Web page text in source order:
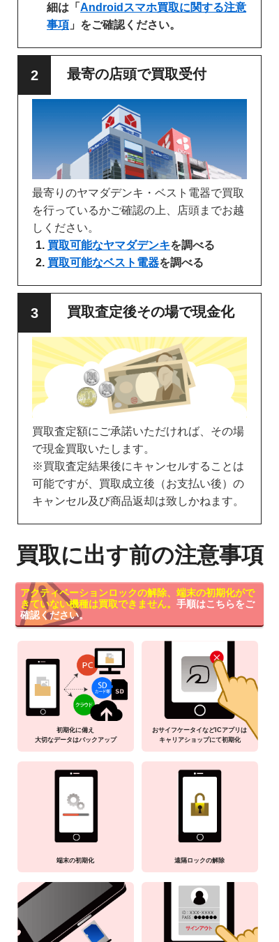
細は「 Androidスマホ買取に関する注意
事項 」をご確認ください。
最寄の店頭で買取受付
最寄りのヤマダデンキ・ベスト電器で買取
を行っているかご確認の上、店頭までお越
しください。
買取可能なヤマダデンキを調べる
買取可能なベスト電器を調べる
買取査定後その場で現金化
買取査定額にご承諾いただければ、その場
で現金買取いたします。
※買取査定結果後にキャンセルすることは
可能ですが、買取成立後（お支払い後）の
キャンセル及び商品返却は致しかねます。
買取に出す前の注意事項
アクティベーションロックの解除、端末の初期化がで
きていない機種は買取できません。 手順はこちらをご
確認ください。
初期化に備え
大切なデータはバックアップ
おサイフケータイなどICアプリは
キャリアショップにて初期化
端末の初期化 遠隔ロックの解除